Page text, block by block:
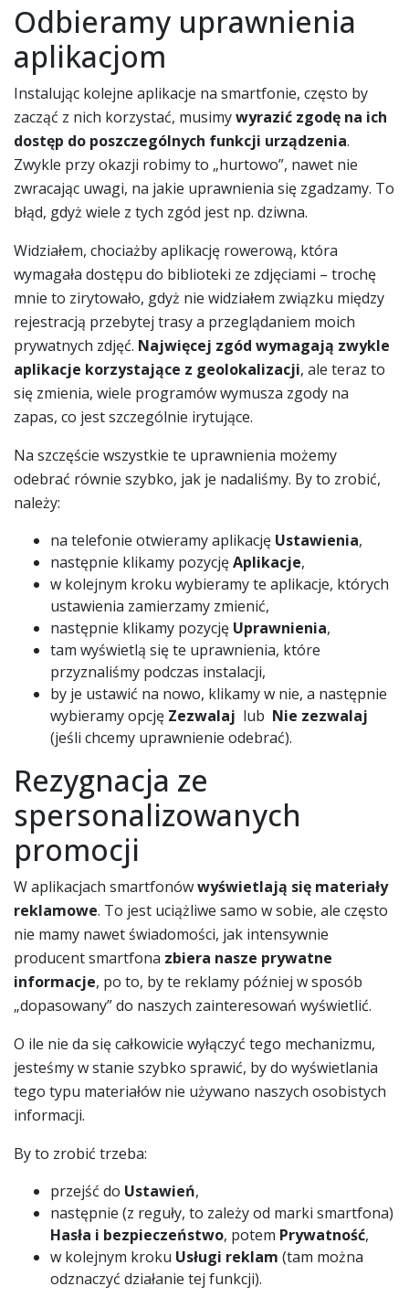
Odbieramy uprawnienia
aplikacjom
Instalując kolejne aplikacje na smartfonie, często by
zacząć z nich korzystać, musimywyrazić zgodę na ich
dostęp do poszczególnych funkcji urządzenia.
Zwykle przy okazji robimy to „hurtowo”, nawet nie
zwracając uwagi, na jakie uprawnienia się zgadzamy. To
błąd, gdyż wiele z tych zgód jest np. dziwna.
Widziałem, chociażby aplikację rowerową, która
wymagała dostępu do biblioteki ze zdjęciami – trochę
mnie to zirytowało, gdyż nie widziałem związku między
rejestracją przebytej trasy a przeglądaniem moich
prywatnych zdjęć. Najwięcej zgód wymagają zwykle
aplikacje korzystające z geolokalizacji, ale teraz to
się zmienia, wiele programów wymusza zgody na
zapas, co jest szczególnie irytujące.
Na szczęście wszystkie te uprawnienia możemy
odebrać równie szybko, jak je nadaliśmy. By to zrobić,
należy:
na telefonie otwieramy aplikację Ustawienia,
następnie klikamy pozycjęAplikacje,
w kolejnym kroku wybieramy te aplikacje, których
ustawienia zamierzamy zmienić,
następnie klikamy pozycję Uprawnienia,
tam wyświetlą się te uprawnienia, które
przyznaliśmy podczas instalacji,
by je ustawić na nowo, klikamy w nie, a następnie
wybieramy opcję Zezwalaj lub Nie zezwalaj
(jeśli chcemy uprawnienie odebrać).
Rezygnacja ze
spersonalizowanych
promocji
W aplikacjach smartfonówwyświetlają się materiały
reklamowe. To jest uciążliwe samo w sobie, ale często
nie mamy nawet świadomości, jak intensywnie
producent smartfona zbiera nasze prywatne
informacje, po to, by te reklamy później w sposób
„dopasowany” do naszych zainteresowań wyświetlić.
O ile nie da się całkowicie wyłączyć tego mechanizmu,
jesteśmy w stanie szybko sprawić, by do wyświetlania
tego typu materiałów nie używano naszych osobistych
informacji.
By to zrobić trzeba:
przejść do Ustawień,
następnie (z reguły, to zależy od marki smartfona)
Hasła i bezpieczeństwo, potem Prywatność,
w kolejnym kroku Usługi reklam (tam można
odznaczyć działanie tej funkcji).